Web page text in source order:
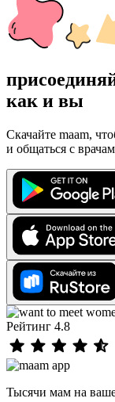
как и вы
Скачайте maam,
и общаться с
Рейтинг 4.8
Тысячи мам на